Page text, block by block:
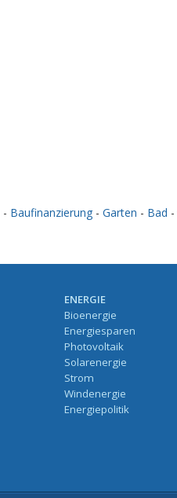
- Baufinanzierung - Garten - Bad -
ENERGIE
Bioenergie
Energiesparen
Photovoltaik
Solarenergie
Strom
Windenergie
Energiepolitik